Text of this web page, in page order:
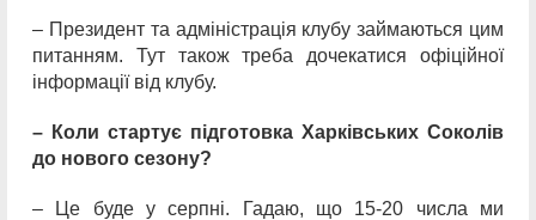
– Президент та адміністрація клубу займаються цим
питанням. Тут також треба дочекатися офіційної
інформації від клубу.
– Коли стартує підготовка Харківських Соколів
до нового сезону?
– Це буде у серпні. Гадаю, що 15-20 числа ми